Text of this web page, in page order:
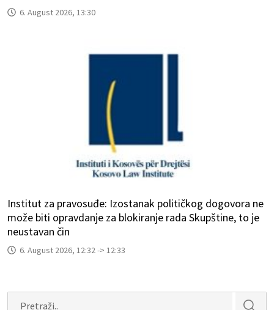
6. August 2026, 13:30
Institut za pravosuđe: Izostanak političkog dogovora ne
može biti opravdanje za blokiranje rada Skupštine, to je
neustavan čin
6. August 2026, 12:32 -> 12:33